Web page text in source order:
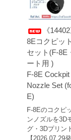
《
8Eコクピッ
セット(F-8E
ート用 )
F-8E
Nozzle Set
E)
F-8Eのコクピ
ンノズルを3D
グ・3Dプリン
【2026.07.29発